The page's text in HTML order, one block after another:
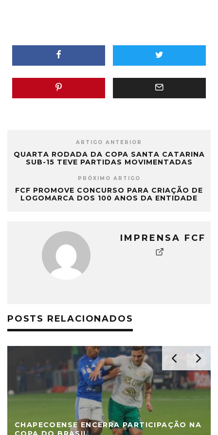
ARTIGO ANTERIOR
QUARTA RODADA DA COPA SANTA CATARINA
SUB-15 TEVE PARTIDAS MOVIMENTADAS
PRÓXIMO ARTIGO
FCF PROMOVE CONCURSO PARA CRIAÇÃO DE
LOGOMARCA DOS 100 ANOS DA ENTIDADE
IMPRENSA FCF
POSTS RELACIONADOS
CHAPECOENSE ENCERRA PARTICIPAÇÃO NA